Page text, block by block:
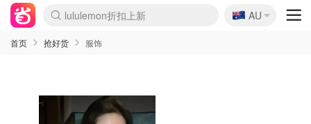
lululemon折扣上新
Sasa美妆护肤3.5折
SSENSE年中3折
FreshBeauty好价汇总
Cettire降价+叠9折
Farfetch折上8折
WWS Coles超市实拍
viagogo二手票捡漏
Myer清仓1折起
The Outnet奢牌1折起
David Jones 3折起
Flannels大牌1折
Perfumes Club护肤1折
AMIRO返校季6.2折
Oweek抽奖送Airpods
Amazon折扣汇总
eToro入金$200送$50
Amazon数码好物
ICONIC本周7.5折
ThedoubleF高奢地板价
Moose Knuckles 6折
丝芙兰5折起
EUFY官网3.7折起
Selenichast首饰2折
Trip机票酒店促销
YSL送5件彩妆礼
Amazon家居好物
BIGBANG巡演开票
David Jones时尚3折
Amazon美妆护肤
雅漾大喷$8
过敏原检测盒$33
伊索独家赠50ml沐浴露
科颜氏清仓3折
SEALIFE海洋馆门票6折
丝塔芙大白罐$16
订阅Newsletter送香薰
Cult Beauty 6.8折
Harrods圣诞日历2.3折
LN-CC奢牌私促3折
d'Alba空姐喷雾$16
EVE LOM套装逆天2折
Bernardelli独家4折
Adore Beauty 6折起
CT圣诞日历
Mytheresa奢品2.7折
Luxury Escapes 9折
Currentbody美容仪9折
卡诗9折+赠4件礼
MOON Garden Live
ALLSAINTS美衣3折
Roborock扫地机3.7折
Tingo Life水杯$24
Valentino官网5折
CR洗发护发6.3折
🇦🇺
AU
首页 抢好货 服饰